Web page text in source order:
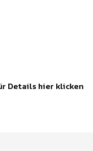
Details hier klicken